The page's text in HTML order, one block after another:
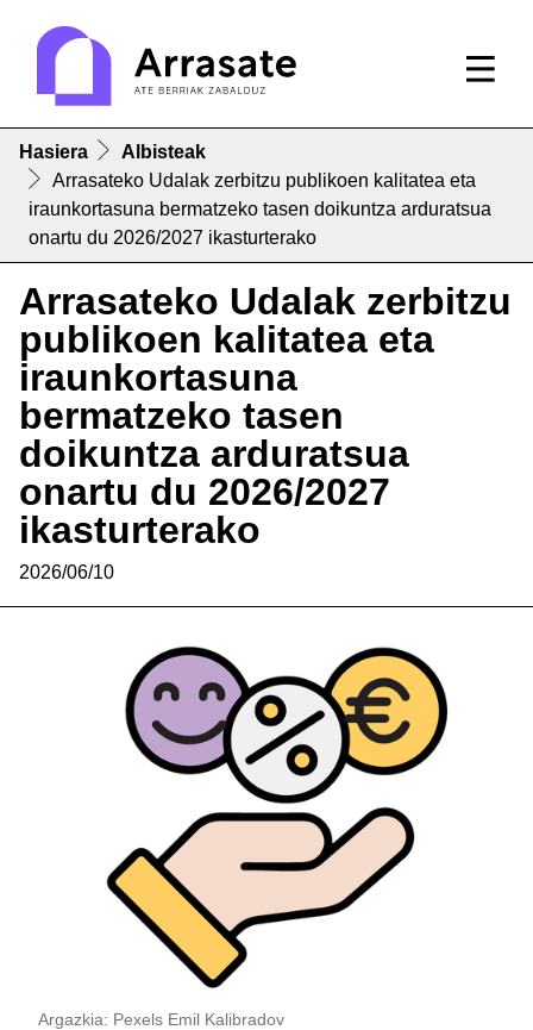
Hasiera
Albisteak
Arrasateko Udalak zerbitzu publikoen kalitatea eta
iraunkortasuna bermatzeko tasen doikuntza arduratsua
onartu du 2026/2027 ikasturterako
Arrasateko Udalak zerbitzu
publikoen kalitatea eta
iraunkortasuna
bermatzeko tasen
doikuntza arduratsua
onartu du 2026/2027
ikasturterako
2026/06/10
Argazkia: Pexels Emil Kalibradov